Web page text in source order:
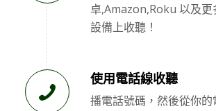
卓,Amazon,Roku 以及更
設備上收聽！
使用電話線收聽
播電話號碼，然後從你的